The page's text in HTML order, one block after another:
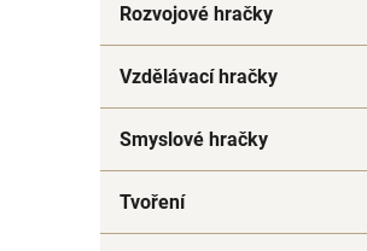
i
Rozvojové hračky
Vzdělávací hračky
Smyslové hračky
Tvoření